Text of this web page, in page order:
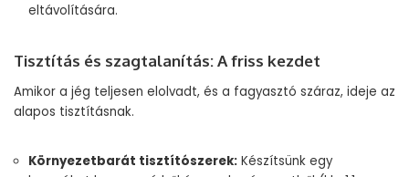
eltávolítására.
Tisztítás és szagtalanítás: A friss kezdet
Amikor a jég teljesen elolvadt, és a fagyasztó száraz, ideje az
alapos tisztításnak.
Környezetbarát tisztítószerek: Készítsünk egy